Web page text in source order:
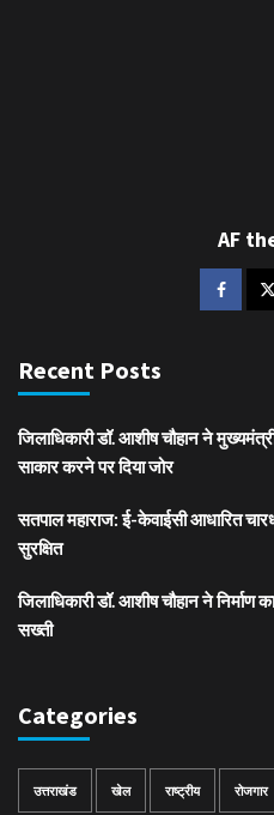
AF
Recent Posts
जिलाधिकारी डॉ. आशीष चौहान ने
साकार करने पर दिया जोर
सतपाल महाराज: ई-केवाईसी आधारित
सुरक्षित
जिलाधिकारी डॉ. आशीष चौहान ने निर्माण
सख्ती
Categories
उत्तराखंड खेल राष्ट्रीय रोजगार